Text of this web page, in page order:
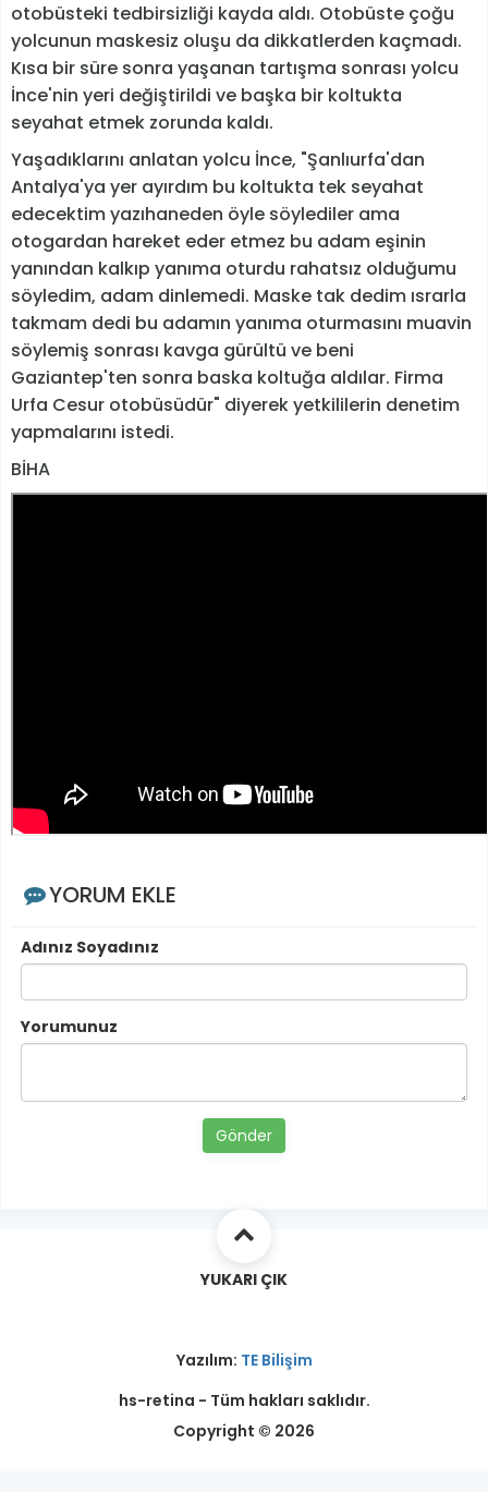
otobüsteki tedbirsizliği kayda aldı. Otobüste çoğu
yolcunun maskesiz oluşu da dikkatlerden kaçmadı.
Kısa bir süre sonra yaşanan tartışma sonrası yolcu
İnce'nin yeri değiştirildi ve başka bir koltukta
seyahat etmek zorunda kaldı.
Yaşadıklarını anlatan yolcu İnce, "Şanlıurfa'dan
Antalya'ya yer ayırdım bu koltukta tek seyahat
edecektim yazıhaneden öyle söylediler ama
otogardan hareket eder etmez bu adam eşinin
yanından kalkıp yanıma oturdu rahatsız olduğumu
söyledim, adam dinlemedi. Maske tak dedim ısrarla
takmam dedi bu adamın yanıma oturmasını muavin
söylemiş sonrası kavga gürültü ve beni
Gaziantep'ten sonra baska koltuğa aldılar. Firma
Urfa Cesur otobüsüdür" diyerek yetkililerin denetim
yapmalarını istedi.
BİHA
YORUM EKLE
Adınız Soyadınız
Yorumunuz
Gönder
YUKARI ÇIK
Yazılım: TE Bilişim
hs-retina - Tüm hakları saklıdır.
Copyright © 2026